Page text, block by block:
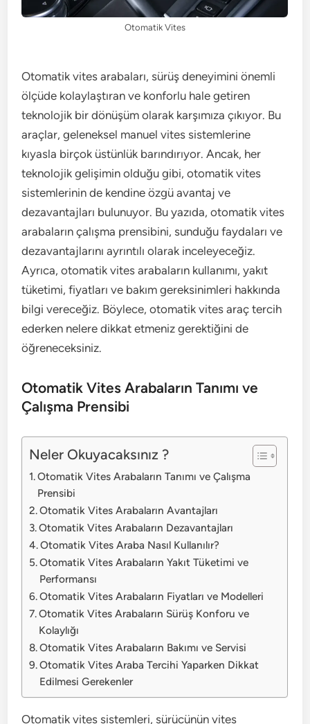
Otomatik Vites
Otomatik vites arabaları, sürüş deneyimini önemli
ölçüde kolaylaştıran ve konforlu hale getiren
teknolojik bir dönüşüm olarak karşımıza çıkıyor. Bu
araçlar, geleneksel manuel vites sistemlerine
kıyasla birçok üstünlük barındırıyor. Ancak, her
teknolojik gelişimin olduğu gibi, otomatik vites
sistemlerinin de kendine özgü avantaj ve
dezavantajları bulunuyor. Bu yazıda, otomatik vites
arabaların çalışma prensibini, sunduğu faydaları ve
dezavantajlarını ayrıntılı olarak inceleyeceğiz.
Ayrıca, otomatik vites arabaların kullanımı, yakıt
tüketimi, fiyatları ve bakım gereksinimleri hakkında
bilgi vereceğiz. Böylece, otomatik vites araç tercih
ederken nelere dikkat etmeniz gerektiğini de
öğreneceksiniz.
Otomatik Vites Arabaların Tanımı ve
Çalışma Prensibi
Neler Okuyacaksınız ?
Otomatik Vites Arabaların Tanımı ve Çalışma
Prensibi
Otomatik Vites Arabaların Avantajları
Otomatik Vites Arabaların Dezavantajları
Otomatik Vites Araba Nasıl Kullanılır?
Otomatik Vites Arabaların Yakıt Tüketimi ve
Performansı
Otomatik Vites Arabaların Fiyatları ve Modelleri
Otomatik Vites Arabaların Sürüş Konforu ve
Kolaylığı
Otomatik Vites Arabaların Bakımı ve Servisi
Otomatik Vites Araba Tercihi Yaparken Dikkat
Edilmesi Gerekenler
Otomatik vites sistemleri, sürücünün vites